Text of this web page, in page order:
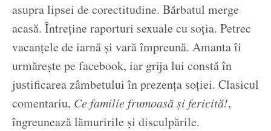
asupra lipsei de corectitudine. Bărbatul merge
acasă. Întreține raporturi sexuale cu soția. Petrec
vacanțele de iarnă și vară împreună. Amanta îi
urmărește pe facebook, iar grija lui constă în
justificarea zâmbetului în prezența soției. Clasicul
comentariu, Ce familie frumoasă și fericită!,
îngreunează lămuririle și disculpările.